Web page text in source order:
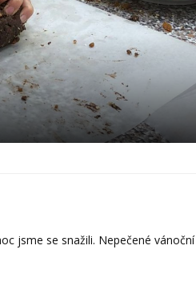
jsme se snažili. Nepečené vánoční